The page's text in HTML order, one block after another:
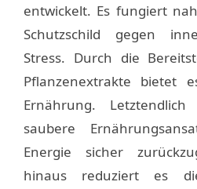
entwickelt. Es fungiert
Schutzschild gegen
Stress. Durch die
Pflanzenextrakte bietet
Ernährung.
saubere
Energie sicher
hinaus reduziert es